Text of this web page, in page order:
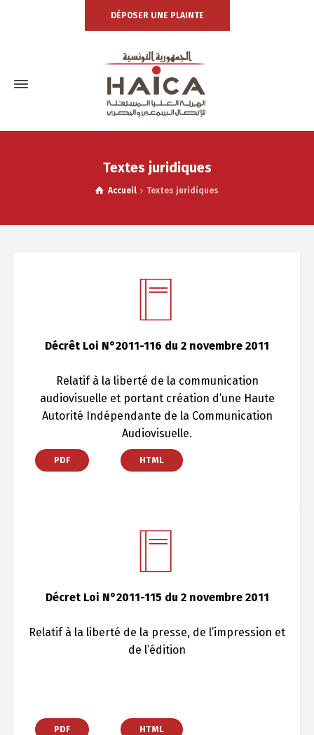
DÉPOSER UNE PLAINTE
Textes juridiques
Accueil Textes juridiques
Décrêt Loi N°2011-116 du 2 novembre 2011
Relatif à la liberté de la communication
audiovisuelle et portant création d’une Haute
Autorité Indépendante de la Communication
Audiovisuelle.
PDF HTML
Décret Loi N°2011-115 du 2 novembre 2011
Relatif à la liberté de la presse, de l’impression et
de l’édition
PDF HTML